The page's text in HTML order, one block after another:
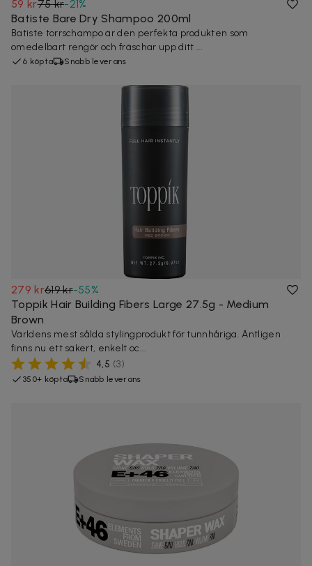
59 kr75 kr-21%
Batiste Bare Dry Shampoo 200ml
Batiste torrschampo är den perfekta produkten som
omedelbart rengör och fräschar upp ditt ...
6 köpta Snabb leverans
279 kr619 kr-55%
Toppik Hair Building Fibers Large 27.5g - Medium
Brown
Världens mest sålda stylingprodukt för tunnhåriga. Äntligen
finns nu ett säkert, enkelt oc...
4,5 (3)
350+ köpta Snabb leverans